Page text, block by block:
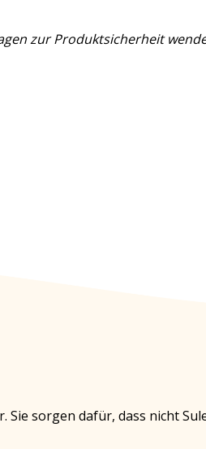
zur Produktsicherheit
sorgen dafür, dass nicht